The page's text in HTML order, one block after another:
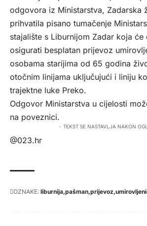
odgovora iz Ministarstva, Zadarska
prihvatila pisano tumačenje
stajalište s Liburnijom Zadar koja će
osigurati besplatan prijevoz
osobama starijima od 65 godina
otočnim linijama uključujući i liniju
trajektne luke Preko.
Odgovor Ministarstva u cijelosti
na poveznici.
- TEKST SE NASTAVLJA NAKON
@023.hr
OZNAKE: liburnija pašman prijevoz